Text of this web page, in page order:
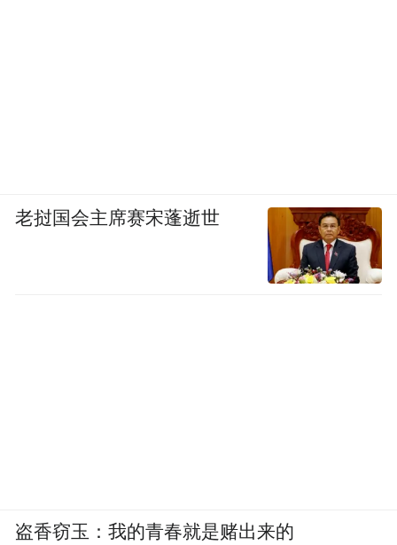
老挝国会主席赛宋蓬逝世
盗香窃玉：我的青春就是赌出来的